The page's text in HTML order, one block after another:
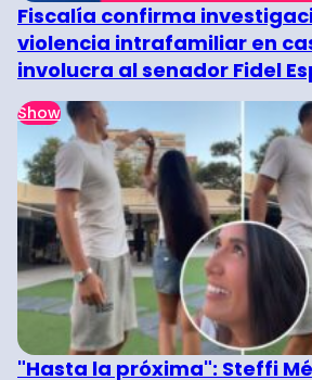
Fiscalía confirma
violencia intrafamiliar en
involucra al senador Fidel
Show
"Hasta la próxima": Steffi